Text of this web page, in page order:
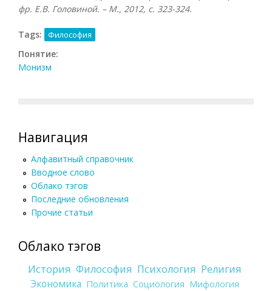
фр. Е.В. Головиной. – М., 2012, с. 323-324.
Tags: Философия
Понятие:
Монизм
Навигация
Алфавитный справочник
Вводное слово
Облако тэгов
Последние обновления
Прочие статьи
Облако тэгов
История Философия Психология Религия
Экономика Политика Социология Мифология